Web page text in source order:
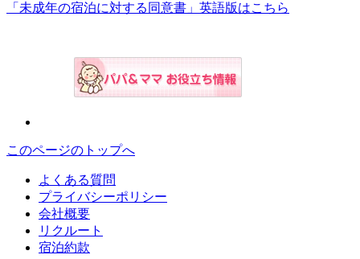
「未成年の宿泊に対する同意書」英語版はこちら
このページのトップへ
よくある質問
プライバシーポリシー
会社概要
リクルート
宿泊約款